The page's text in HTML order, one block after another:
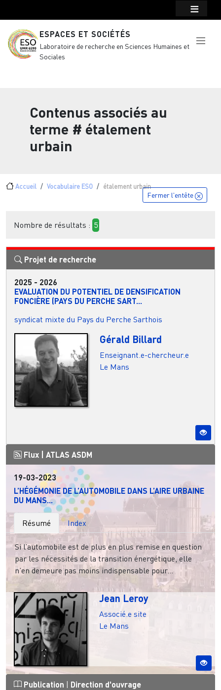
ESPACES ET SOCIÉTÉS
Laboratoire de recherche en Sciences Humaines et
Sociales
Contenus associés au
terme # étalement
urbain
Fil d'Ariane
Accueil Vocabulaire ESO étalement urbain
Fermer l'entête
Nombre de résultats : 5
Projet de recherche
2025 - 2026
EVALUATION DU POTENTIEL DE DENSIFICATION
FONCIÈRE (PAYS DU PERCHE SART...
syndicat mixte du Pays du Perche Sarthois
Gérald Billard
Enseignant.e-chercheur.e
Le Mans
Flux | ATLAS ASDM
19-03-2023
L’HÉGÉMONIE DE L’AUTOMOBILE DANS L’AIRE URBAINE
DU MANS...
Résumé Index
Si l’automobile est de plus en plus remise en question
par les nécessités de la transition énergétique, elle
n’en demeure pas moins indispensable pour...
Jean Leroy
Associé.e site
Le Mans
Publication | Direction d'ouvrage